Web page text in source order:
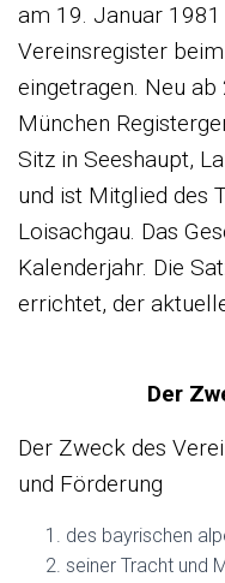
am 19. Januar
Vereinsregister
eingetragen. Neu
München
Sitz in Seeshaupt,
und ist Mitglied des
Loisachgau. Das
Kalenderjahr. Die
errichtet, der
Der
Der Zweck des
und Förderung
des bayrischen
seiner Tracht und